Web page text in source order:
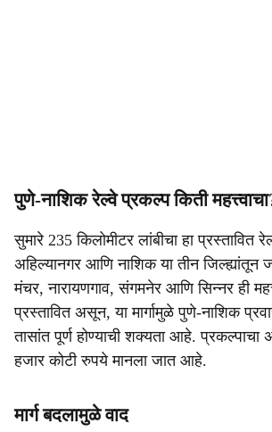
पुणे-नाशिक रेल्वे प्रकल्प किती
सुमारे 235 किलोमीटर लांबीचा हा प्रस्तावित
अहिल्यानगर आणि नाशिक या तीन
मंचर, नारायणगाव, संगमनेर आणि सिन्नर ही
प्रस्तावित असून, या मार्गामुळे पुणे-नाशिक
तासांत पूर्ण होण्याची शक्यता आहे. प्रकल्पाचा
हजार कोटी रुपये मानला जात आहे.
मार्ग बदलामुळे वाद